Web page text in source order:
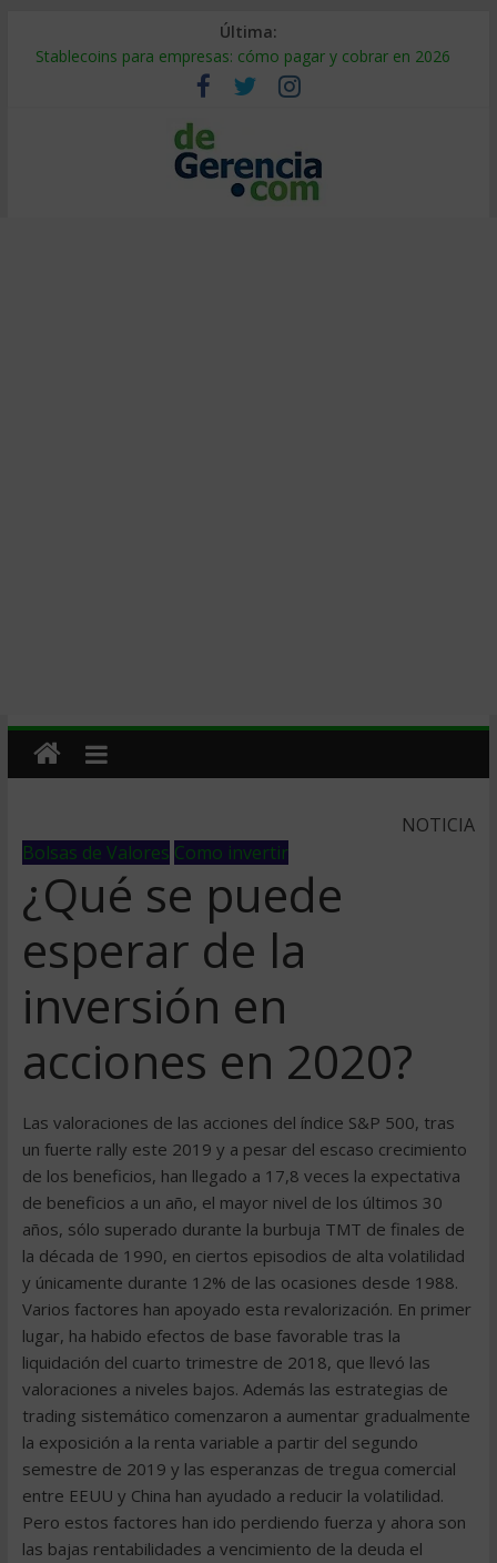
Última:
Stablecoins para empresas: cómo pagar y cobrar en 2026
Despido silencioso: qué es y por qué sale tan caro
IA en selección de personal: cómo auditarla a tiempo
Trabajo forzoso en la cadena de suministro: qué hacer
Mercado hispano de EE. UU.: cómo segmentarlo y venderle
NOTICIA
Bolsas de Valores Como invertir
¿Qué se puede
esperar de la
inversión en
acciones en 2020?
Las valoraciones de las acciones del índice S&P 500, tras
un fuerte rally este 2019 y a pesar del escaso crecimiento
de los beneficios, han llegado a 17,8 veces la expectativa
de beneficios a un año, el mayor nivel de los últimos 30
años, sólo superado durante la burbuja TMT de finales de
la década de 1990, en ciertos episodios de alta volatilidad
y únicamente durante 12% de las ocasiones desde 1988.
Varios factores han apoyado esta revalorización. En primer
lugar, ha habido efectos de base favorable tras la
liquidación del cuarto trimestre de 2018, que llevó las
valoraciones a niveles bajos. Además las estrategias de
trading sistemático comenzaron a aumentar gradualmente
la exposición a la renta variable a partir del segundo
semestre de 2019 y las esperanzas de tregua comercial
entre EEUU y China han ayudado a reducir la volatilidad.
Pero estos factores han ido perdiendo fuerza y ahora son
las bajas rentabilidades a vencimiento de la deuda el